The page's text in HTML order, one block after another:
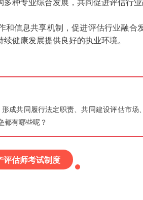
信息共享机制，促进评估行业融合
健康发展提供良好的执业环境。
成共同履行法定职责、共同建设评估市场
都有哪些呢？
评估师考试制度